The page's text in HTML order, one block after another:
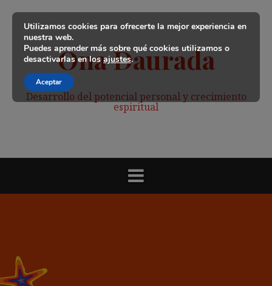
contenido
Ona Daurada
Desarrollo del potencial personal y crecimiento
espiritual
Utilizamos cookies para ofrecerte la mejor experiencia en
nuestra web.
Puedes aprender más sobre qué cookies utilizamos o
desactivarlas en losajustes.
Aceptar